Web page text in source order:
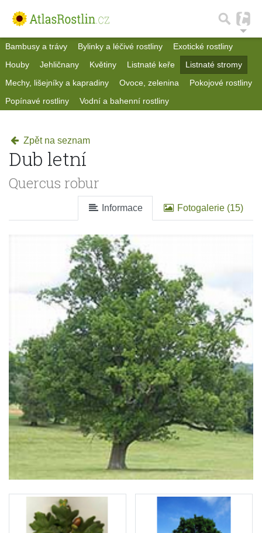
Bambusy a trávy Bylinky a léčivé rostliny
Exotické rostliny
Houby
Jehličnany Květiny Listnaté keře
Listnaté stromy
Mechy, lišejníky a kapradiny
Ovoce, zelenina
Pokojové rostliny
Popínavé rostliny
Vodní a bahenní rostliny
Zpět na seznam
Dub letní
Quercus robur
Informace Fotogalerie (15)